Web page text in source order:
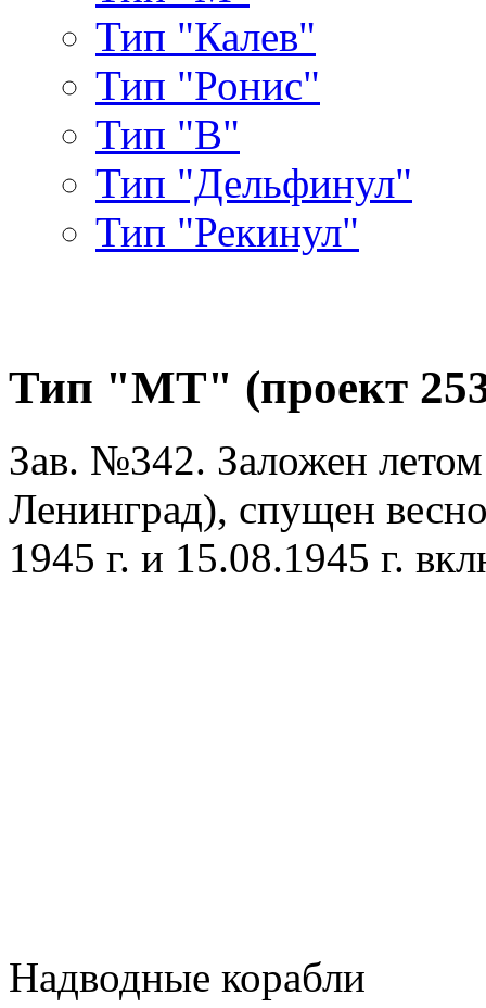
Тип "Калев"
Тип "Ронис"
Тип "В"
Тип "Дельфинул"
Тип "Рекинул"
Тип "МТ" (проект
Зав. №342. Заложен
Ленинград), спущен
1945 г. и 15.08.1945 г.
Надводные корабли